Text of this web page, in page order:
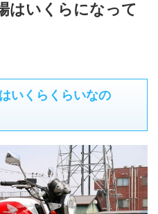
はいくらになって
いくらくらいなの